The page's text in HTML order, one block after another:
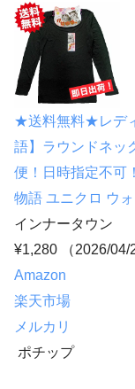
★送料無料★レデ
語】ラウンドネッ
便！日時指定不可
物語 ユニクロ ウ
インナータウン
¥1,280
（2026/
Amazon
楽天市場
メルカリ
ポチップ